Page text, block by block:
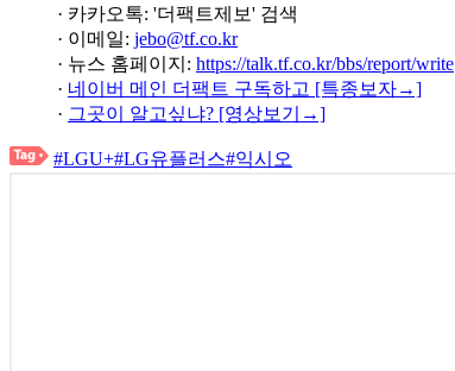
· 카카오톡: '더팩트제보' 검색
· 이메일: jebo@tf.co.kr
· 뉴스 홈페이지: https://talk.tf.co.kr/bbs/report/write
· 네이버 메인 더팩트 구독하고 [특종보자→]
· 그곳이 알고싶냐? [영상보기→]
#LGU+#LG유플러스#익시오